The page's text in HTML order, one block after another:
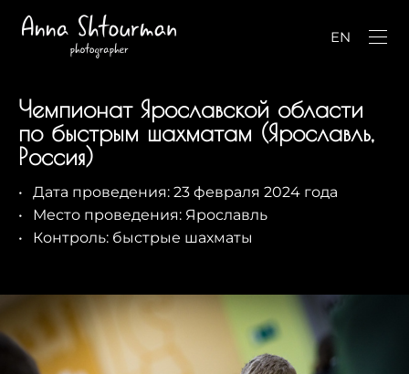
EN
Чемпионат Ярославской области
по быстрым шахматам (Ярославль,
Россия)
Дата проведения: 23 февраля 2024 года
Место проведения: Ярославль
Контроль: быстрые шахматы